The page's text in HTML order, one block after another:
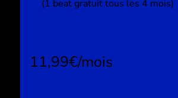
(1 beat gratuit tous les 4 mois)
11,99€/mois